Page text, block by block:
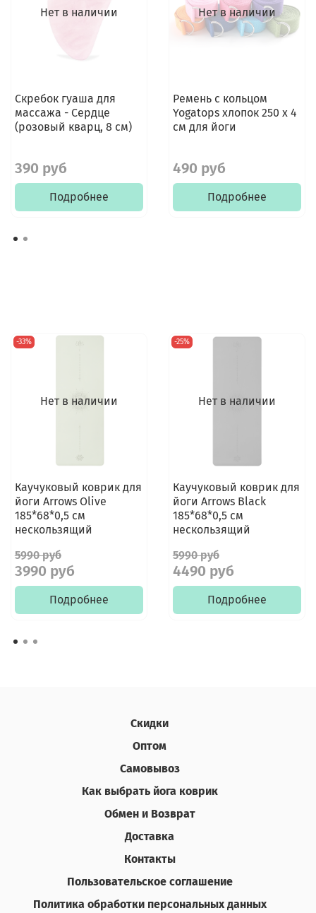
Нет в наличии
Скребок гуаша для
массажа - Сердце
(розовый кварц, 8 см)
390 руб
Подробнее
Нет в наличии
Ремень с кольцом
Yogatops хлопок 250 х 4
см для йоги
490 руб
Подробнее
Нет в наличии
-33%
Каучуковый коврик для
йоги Arrows Olive
185*68*0,5 см
нескользящий
5990 руб
3990 руб
Подробнее
Нет в наличии
-25%
Каучуковый коврик для
йоги Arrows Black
185*68*0,5 см
нескользящий
5990 руб
4490 руб
Подробнее
Скидки
Оптом
Самовывоз
Как выбрать йога коврик
Обмен и Возврат
Доставка
Контакты
Пользовательское соглашение
Политика обработки персональных данных